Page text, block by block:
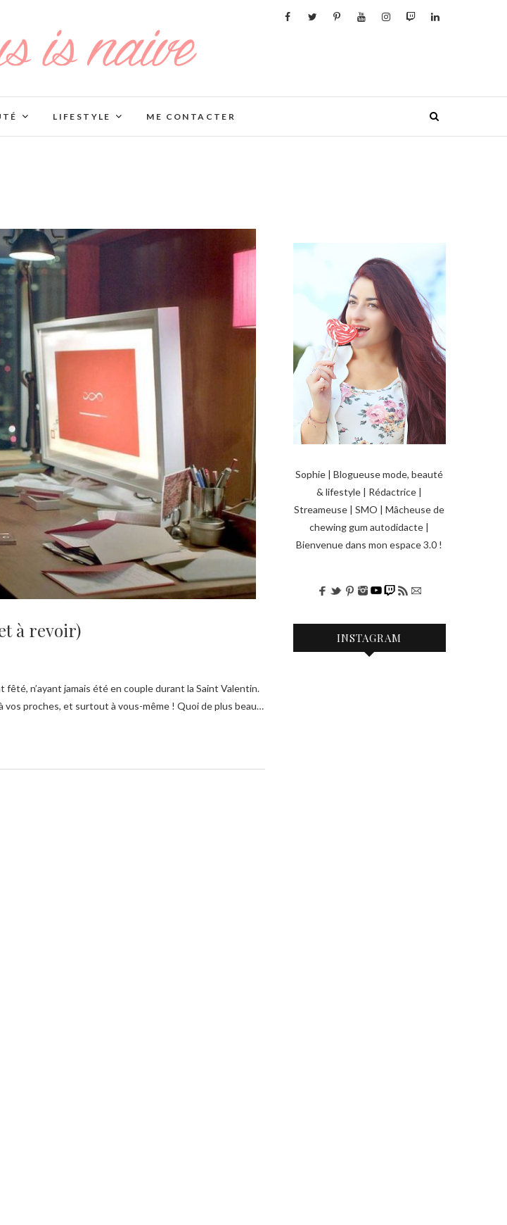
LIFESTYLE ME CONTACTER
à revoir)
vos proches, et surtout à vous-même ! Quoi de plus beau…
Sophie | Blogueuse mode, beauté
& lifestyle | Rédactrice |
Streameuse | SMO | Mâcheuse de
chewing gum autodidacte |
Bienvenue dans mon espace 3.0 !
INSTAGRAM